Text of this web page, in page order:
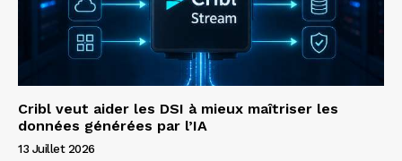
Cribl veut aider les DSI à mieux maîtriser les
données générées par l’IA
13 Juillet 2026